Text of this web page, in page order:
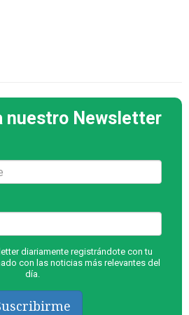
nuestro Newsletter
diariamente registrándote con tu
con las noticias más relevantes del
día.